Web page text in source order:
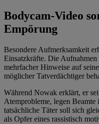
Bodycam-Video
Empörung
Besondere Aufmerksamkeit
Einsatzkräfte. Die
mehrfacher Hinweise auf
möglicher Tatverdächtiger
Während Nowak erklärt, er
Atemprobleme, legen
tatsächliche Täter soll sich
als Opfer eines rassistisch